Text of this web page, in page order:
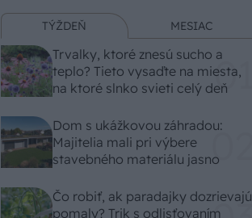
TÝŽDEŇ MESIAC
Trvalky, ktoré znesú sucho a
teplo? Tieto vysaďte na miesta,
na ktoré slnko svieti celý deň
Dom s ukážkovou záhradou:
Majitelia mali pri výbere
stavebného materiálu jasno
Čo robiť, ak paradajky dozrievajú
pomaly? Trik s odlisťovaním